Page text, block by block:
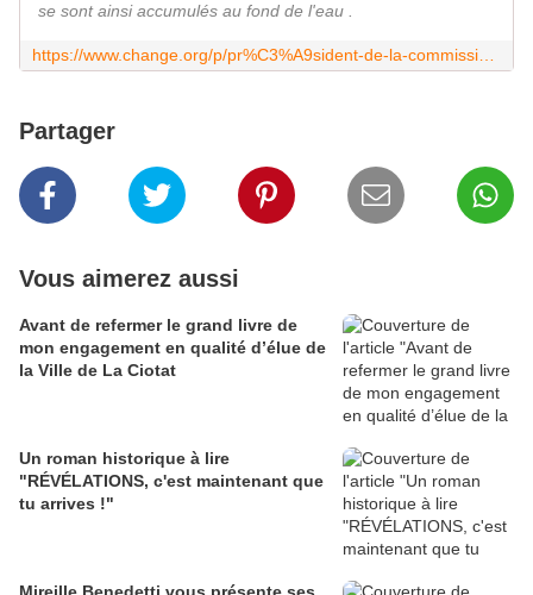
se sont ainsi accumulés au fond de l'eau .
Partager
Vous aimerez aussi
Avant de refermer le grand livre de
mon engagement en qualité d’élue de
la Ville de La Ciotat
Un roman historique à lire
"RÉVÉLATIONS, c'est maintenant que
tu arrives !"